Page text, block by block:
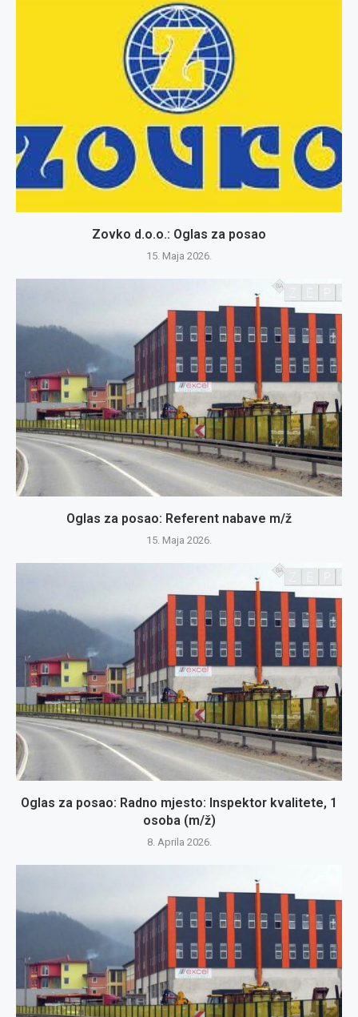
Zovko d.o.o.: Oglas za posao
15. Maja 2026.
Oglas za posao: Referent nabave m/ž
15. Maja 2026.
Oglas za posao: Radno mjesto: Inspektor kvalitete, 1
osoba (m/ž)
8. Aprila 2026.